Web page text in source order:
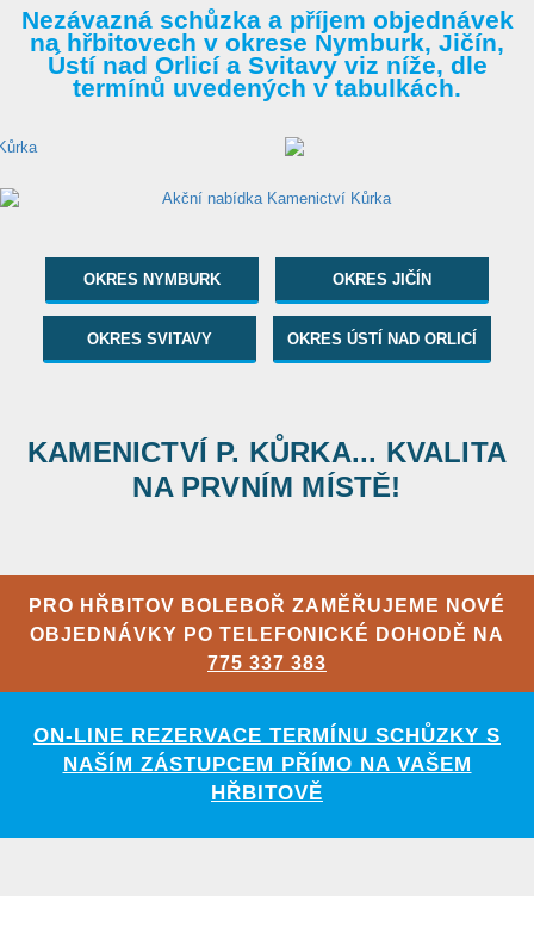
Nezávazná schůzka a příjem objednávek
na hřbitovech v okrese Nymburk, Jičín,
Ústí nad Orlicí a Svitavy viz níže, dle
termínů uvedených v tabulkách.
OKRES NYMBURK OKRES JIČÍN
OKRES SVITAVY OKRES ÚSTÍ NAD ORLICÍ
KAMENICTVÍ P. KŮRKA... KVALITA
NA PRVNÍM MÍSTĚ!
PRO HŘBITOV BOLEBOŘ ZAMĚŘUJEME NOVÉ
OBJEDNÁVKY PO TELEFONICKÉ DOHODĚ NA
775 337 383
ON-LINE REZERVACE TERMÍNU SCHŮZKY S
NAŠÍM ZÁSTUPCEM PŘÍMO NA VAŠEM
HŘBITOVĚ